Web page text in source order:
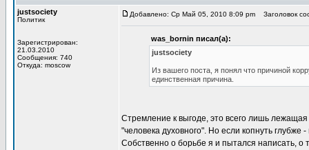
justsociety
Политик
Зарегистрирован:
21.03.2010
Сообщения: 740
Откуда: moscow
Добавлено: Ср Май 05, 2010 8:09 pm Заголовок
was_bornin писал(а):
justsociety
Из вашего поста, я понял что причиной
единственная причина.
Стремление к выгоде, это всего лишь
"человека духовного". Но если копнуть
Собственно о борьбе я и пытался написать, о